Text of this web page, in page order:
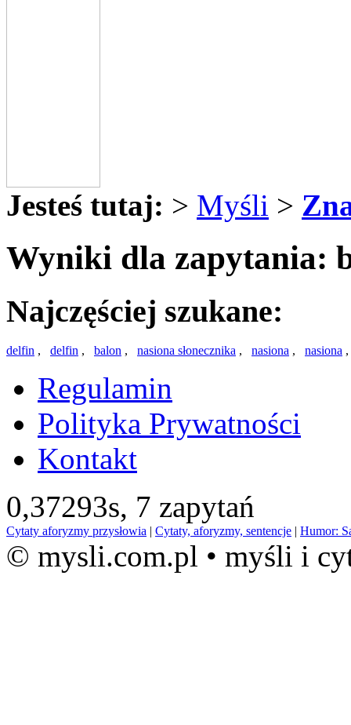
Jesteś tutaj: > Myśli >
Wyniki dla zapytania:
Najczęściej szukane:
delfin , delfin , balon , nasiona słonecznika , nasiona , nasiona
Regulamin
Polityka Prywatności
Kontakt
0,37293s, 7 zapytań
Cytaty aforyzmy przysłowia | Cytaty, aforyzmy, sentencje | Humor:
© mysli.com.pl • myśli i